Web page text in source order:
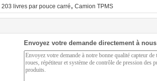
livres par pouce carré, Camion TPMS
Envoyez votre demande directement à nous